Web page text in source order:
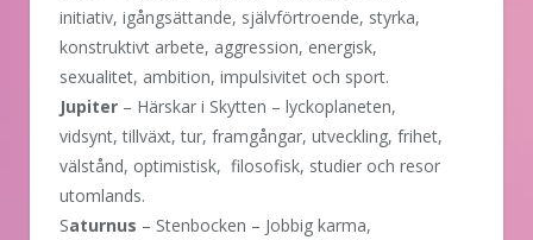
initiativ, igångsättande, självförtroende, styrka,
konstruktivt arbete, aggression, energisk,
sexualitet, ambition, impulsivitet och sport.
Jupiter – Härskar i Skytten – lyckoplaneten,
vidsynt, tillväxt, tur, framgångar, utveckling, frihet,
välstånd, optimistisk, filosofisk, studier och resor
utomlands.
Saturnus – Stenbocken – Jobbig karma,